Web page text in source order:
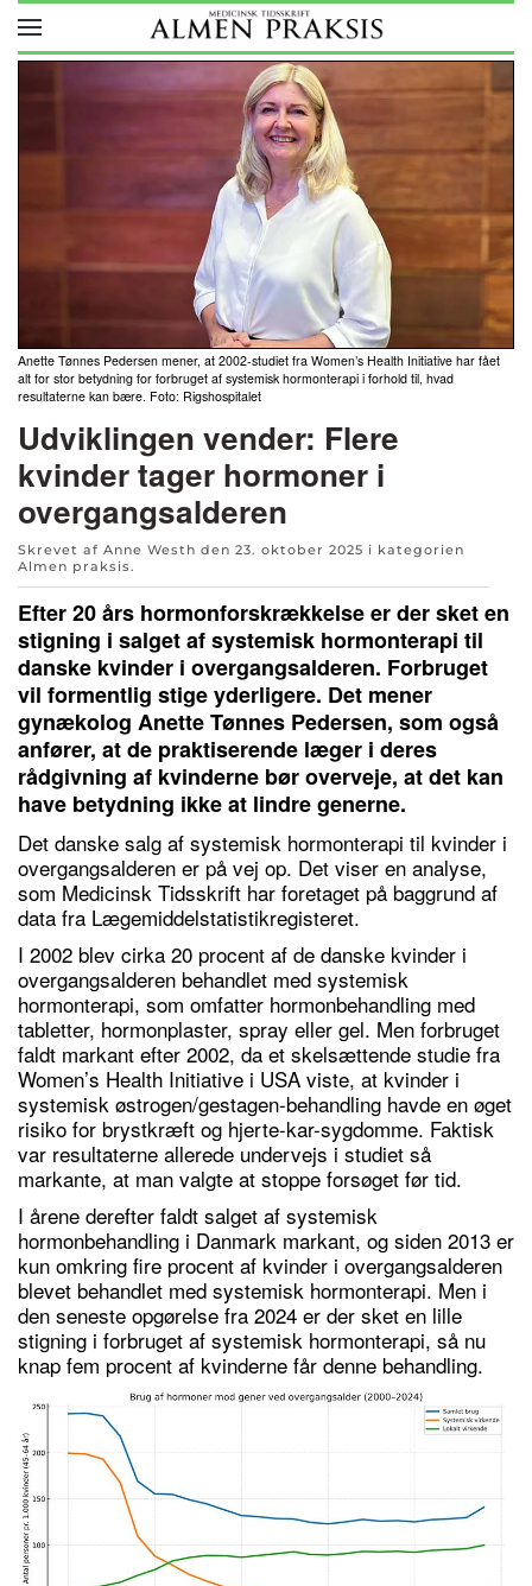
Skip to main content
Anette Tønnes Pedersen mener, at 2002-studiet fra Women’s Health Initiative har fået
alt for stor betydning for forbruget af systemisk hormonterapi i forhold til, hvad
resultaterne kan bære. Foto: Rigshospitalet
Udviklingen vender: Flere
kvinder tager hormoner i
overgangsalderen
Skrevet af Anne Westh den 23. oktober 2025 i kategorien
Almen praksis .
Efter 20 års hormonforskrækkelse er der sket en
stigning i salget af systemisk hormonterapi til
danske kvinder i overgangsalderen. Forbruget
vil formentlig stige yderligere. Det mener
gynækolog Anette Tønnes Pedersen, som også
anfører, at de praktiserende læger i deres
rådgivning af kvinderne bør overveje, at det kan
have betydning ikke at lindre generne.
Det danske salg af systemisk hormonterapi til kvinder i
overgangsalderen er på vej op. Det viser en analyse,
som Medicinsk Tidsskrift har foretaget på baggrund af
data fra Lægemiddelstatistikregisteret.
I 2002 blev cirka 20 procent af de danske kvinder i
overgangsalderen behandlet med systemisk
hormonterapi, som omfatter hormonbehandling med
tabletter, hormonplaster, spray eller gel. Men forbruget
faldt markant efter 2002, da et skelsættende studie fra
Women’s Health Initiative i USA viste, at kvinder i
systemisk østrogen/gestagen-behandling havde en øget
risiko for brystkræft og hjerte-kar-sygdomme. Faktisk
var resultaterne allerede undervejs i studiet så
markante, at man valgte at stoppe forsøget før tid.
I årene derefter faldt salget af systemisk
hormonbehandling i Danmark markant, og siden 2013 er
kun omkring fire procent af kvinder i overgangsalderen
blevet behandlet med systemisk hormonterapi. Men i
den seneste opgørelse fra 2024 er der sket en lille
stigning i forbruget af systemisk hormon­terapi, så nu
knap fem procent af kvinderne får denne behandling.